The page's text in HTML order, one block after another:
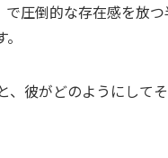
圧倒的な存在感を放
、彼がどのようにし